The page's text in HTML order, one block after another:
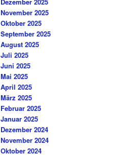
November 2025
Oktober 2025
September 2025
August 2025
Juli 2025
Juni 2025
Mai 2025
April 2025
März 2025
Februar 2025
Januar 2025
Dezember 2024
November 2024
Oktober 2024